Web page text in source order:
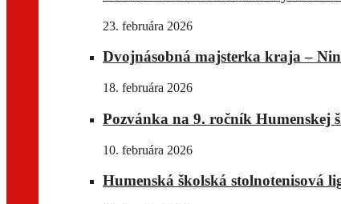
23. februára 2026
Dvojnásobná majsterka kraja –
18. februára 2026
Pozvánka na 9. ročník Humenskej
10. februára 2026
Humenská školská stolnotenisová